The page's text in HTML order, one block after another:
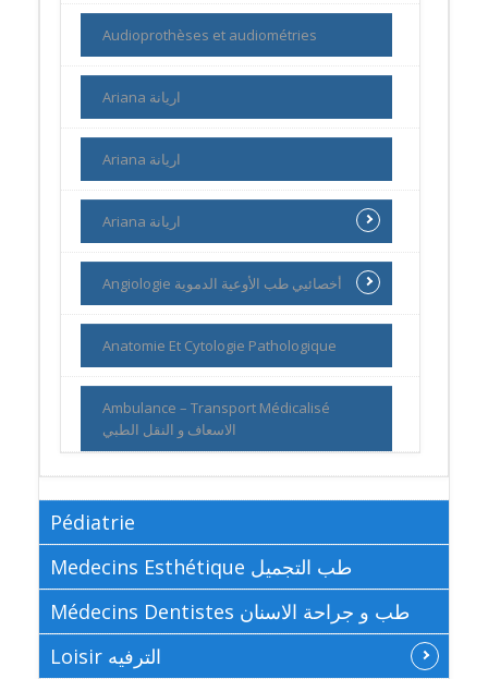
Audioprothèses et audiométries
Ariana اريانة
Ariana اريانة
Ariana اريانة
Angiologie أخصائيي طب الأوعية الدموية
Anatomie Et Cytologie Pathologique
Ambulance – Transport Médicalisé
الاسعاف و النقل الطبي
Pédiatrie
Medecins Esthétique طب التجميل
Médecins Dentistes طب و جراحة الاسنان
Loisir الترفيه